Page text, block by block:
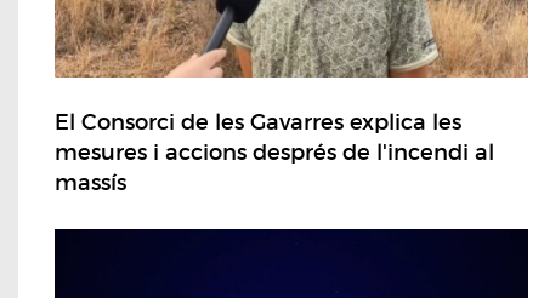
El Consorci de les Gavarres explica les
mesures i accions després de l'incendi al
massís